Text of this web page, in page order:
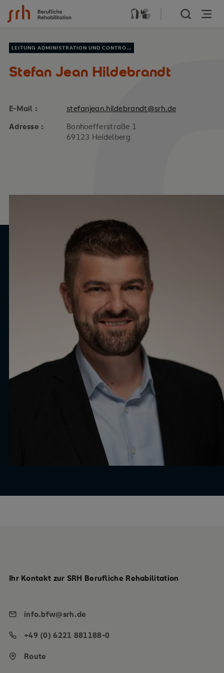
Zum Inhalt springen
LEITUNG ADMINISTRATION UND CONTROLLING
Stefan Jean Hildebrandt
E-Mail :
stefanjean.hildebrandt@srh.de
Adresse :
Bonhoefferstraße 1
69123 Heidelberg
Ihr Kontakt zur SRH Berufliche Rehabilitation
info.bfw@srh.de
+49 (0) 6221 881188-0
Route